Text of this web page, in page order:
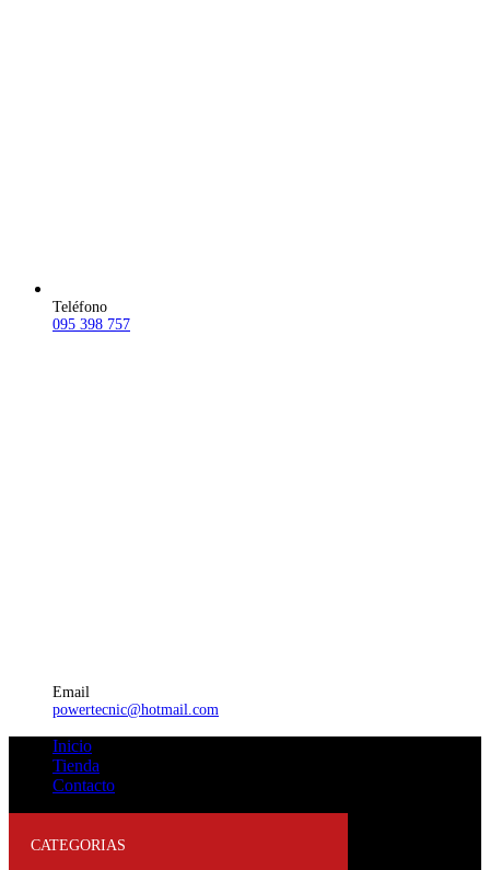
Teléfono
095 398 757
Email
powertecnic@hotmail.com
Inicio
Tienda
Contacto
CATEGORIAS